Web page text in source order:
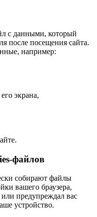
с данными, который
после посещения сайта.
например:
экрана,
файлов
собирают файлы
вашего браузера,
предупреждал вас
устройство.